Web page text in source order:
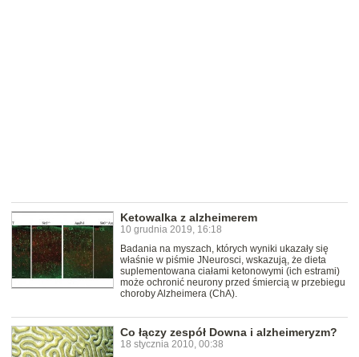
Ketowalka z alzheimerem
10 grudnia 2019, 16:18
Badania na myszach, których wyniki ukazały się
właśnie w piśmie JNeurosci, wskazują, że dieta
suplementowana ciałami ketonowymi (ich estrami)
może ochronić neurony przed śmiercią w przebiegu
choroby Alzheimera (ChA).
Co łączy zespół Downa i alzheimeryzm?
18 stycznia 2010, 00:38